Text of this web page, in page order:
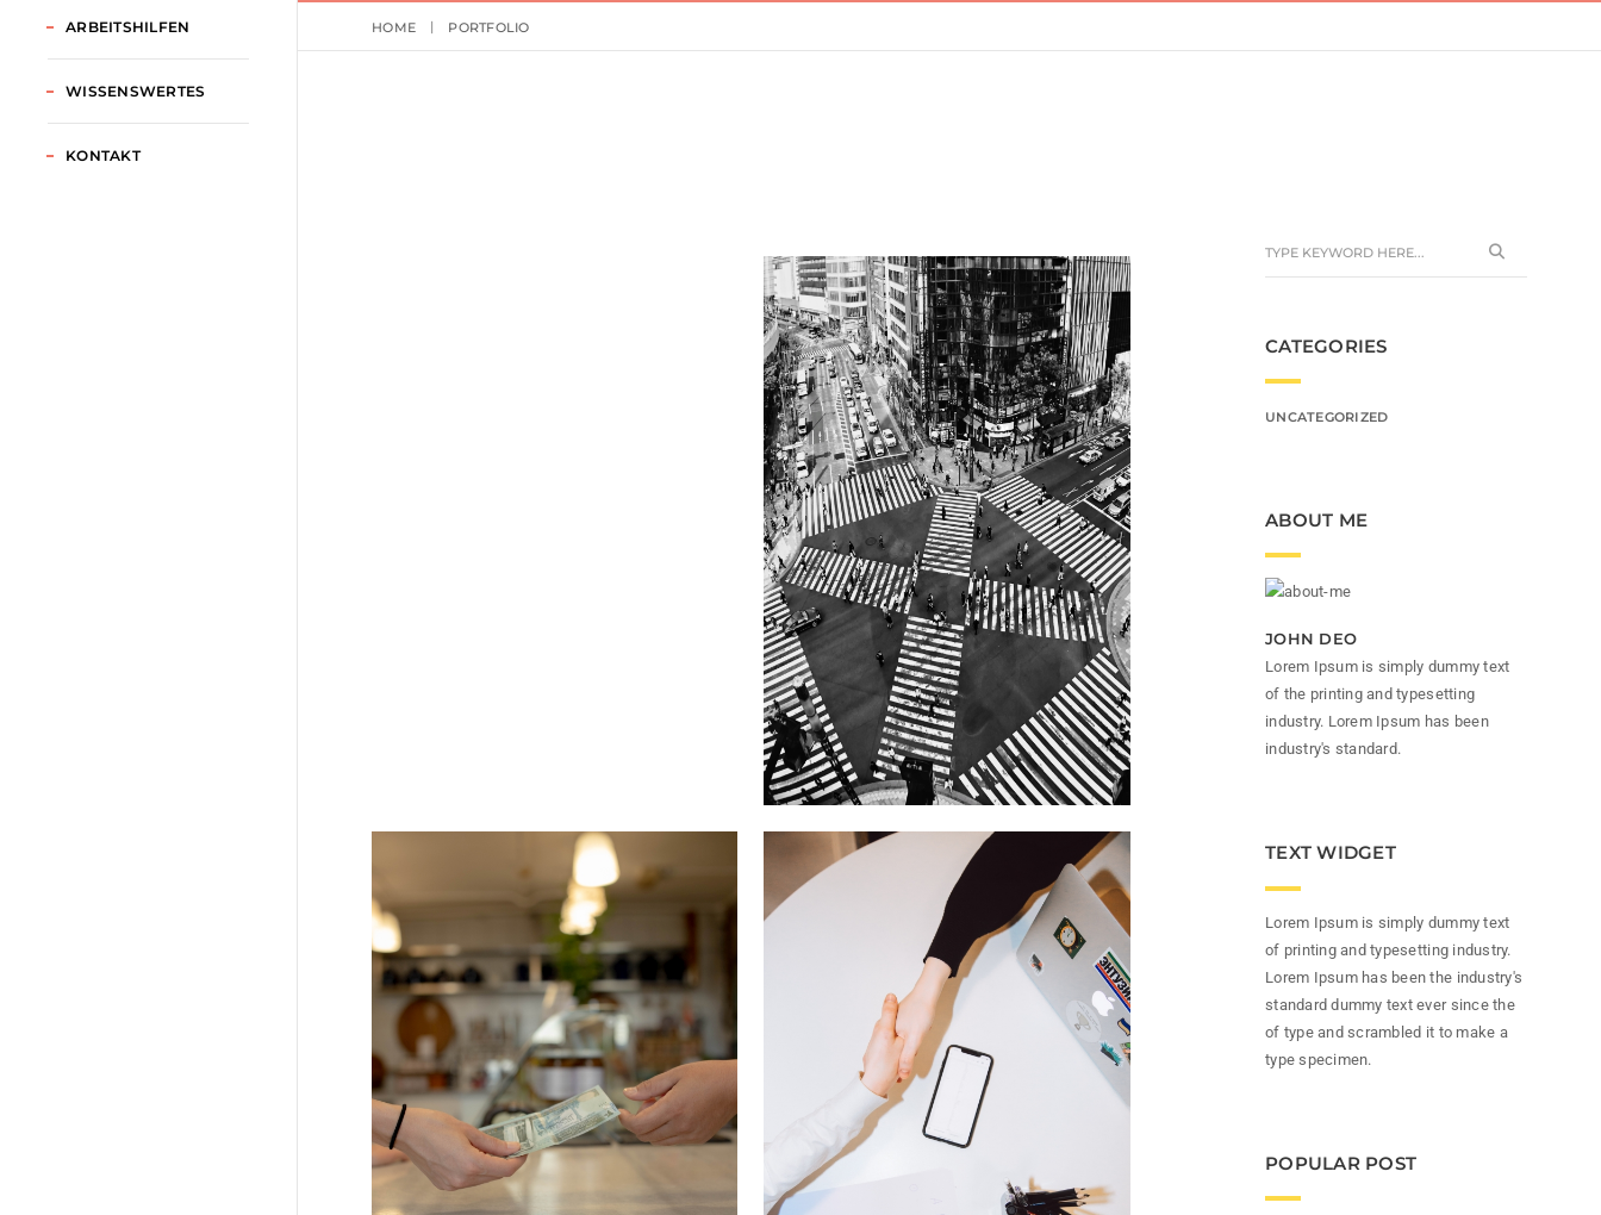
ARBEITSHILFEN
WISSENSWERTES
KONTAKT
HOME PORTFOLIO
CATEGORIES
UNCATEGORIZED
ABOUT ME
JOHN DEO
Lorem Ipsum is simply dummy text
of the printing and typesetting
industry. Lorem Ipsum has been
industry's standard.
TEXT WIDGET
Lorem Ipsum is simply dummy text
of printing and typesetting industry.
Lorem Ipsum has been the industry's
standard dummy text ever since the
of type and scrambled it to make a
type specimen.
POPULAR POST